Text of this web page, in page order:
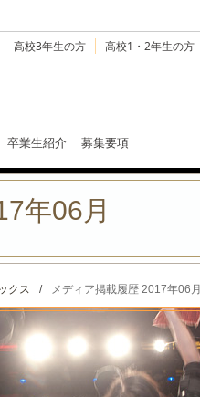
高校3年生の方 高校1・2年生の方
卒業生紹介 募集要項
年06月
クス / メディア掲載履歴 2017年06月